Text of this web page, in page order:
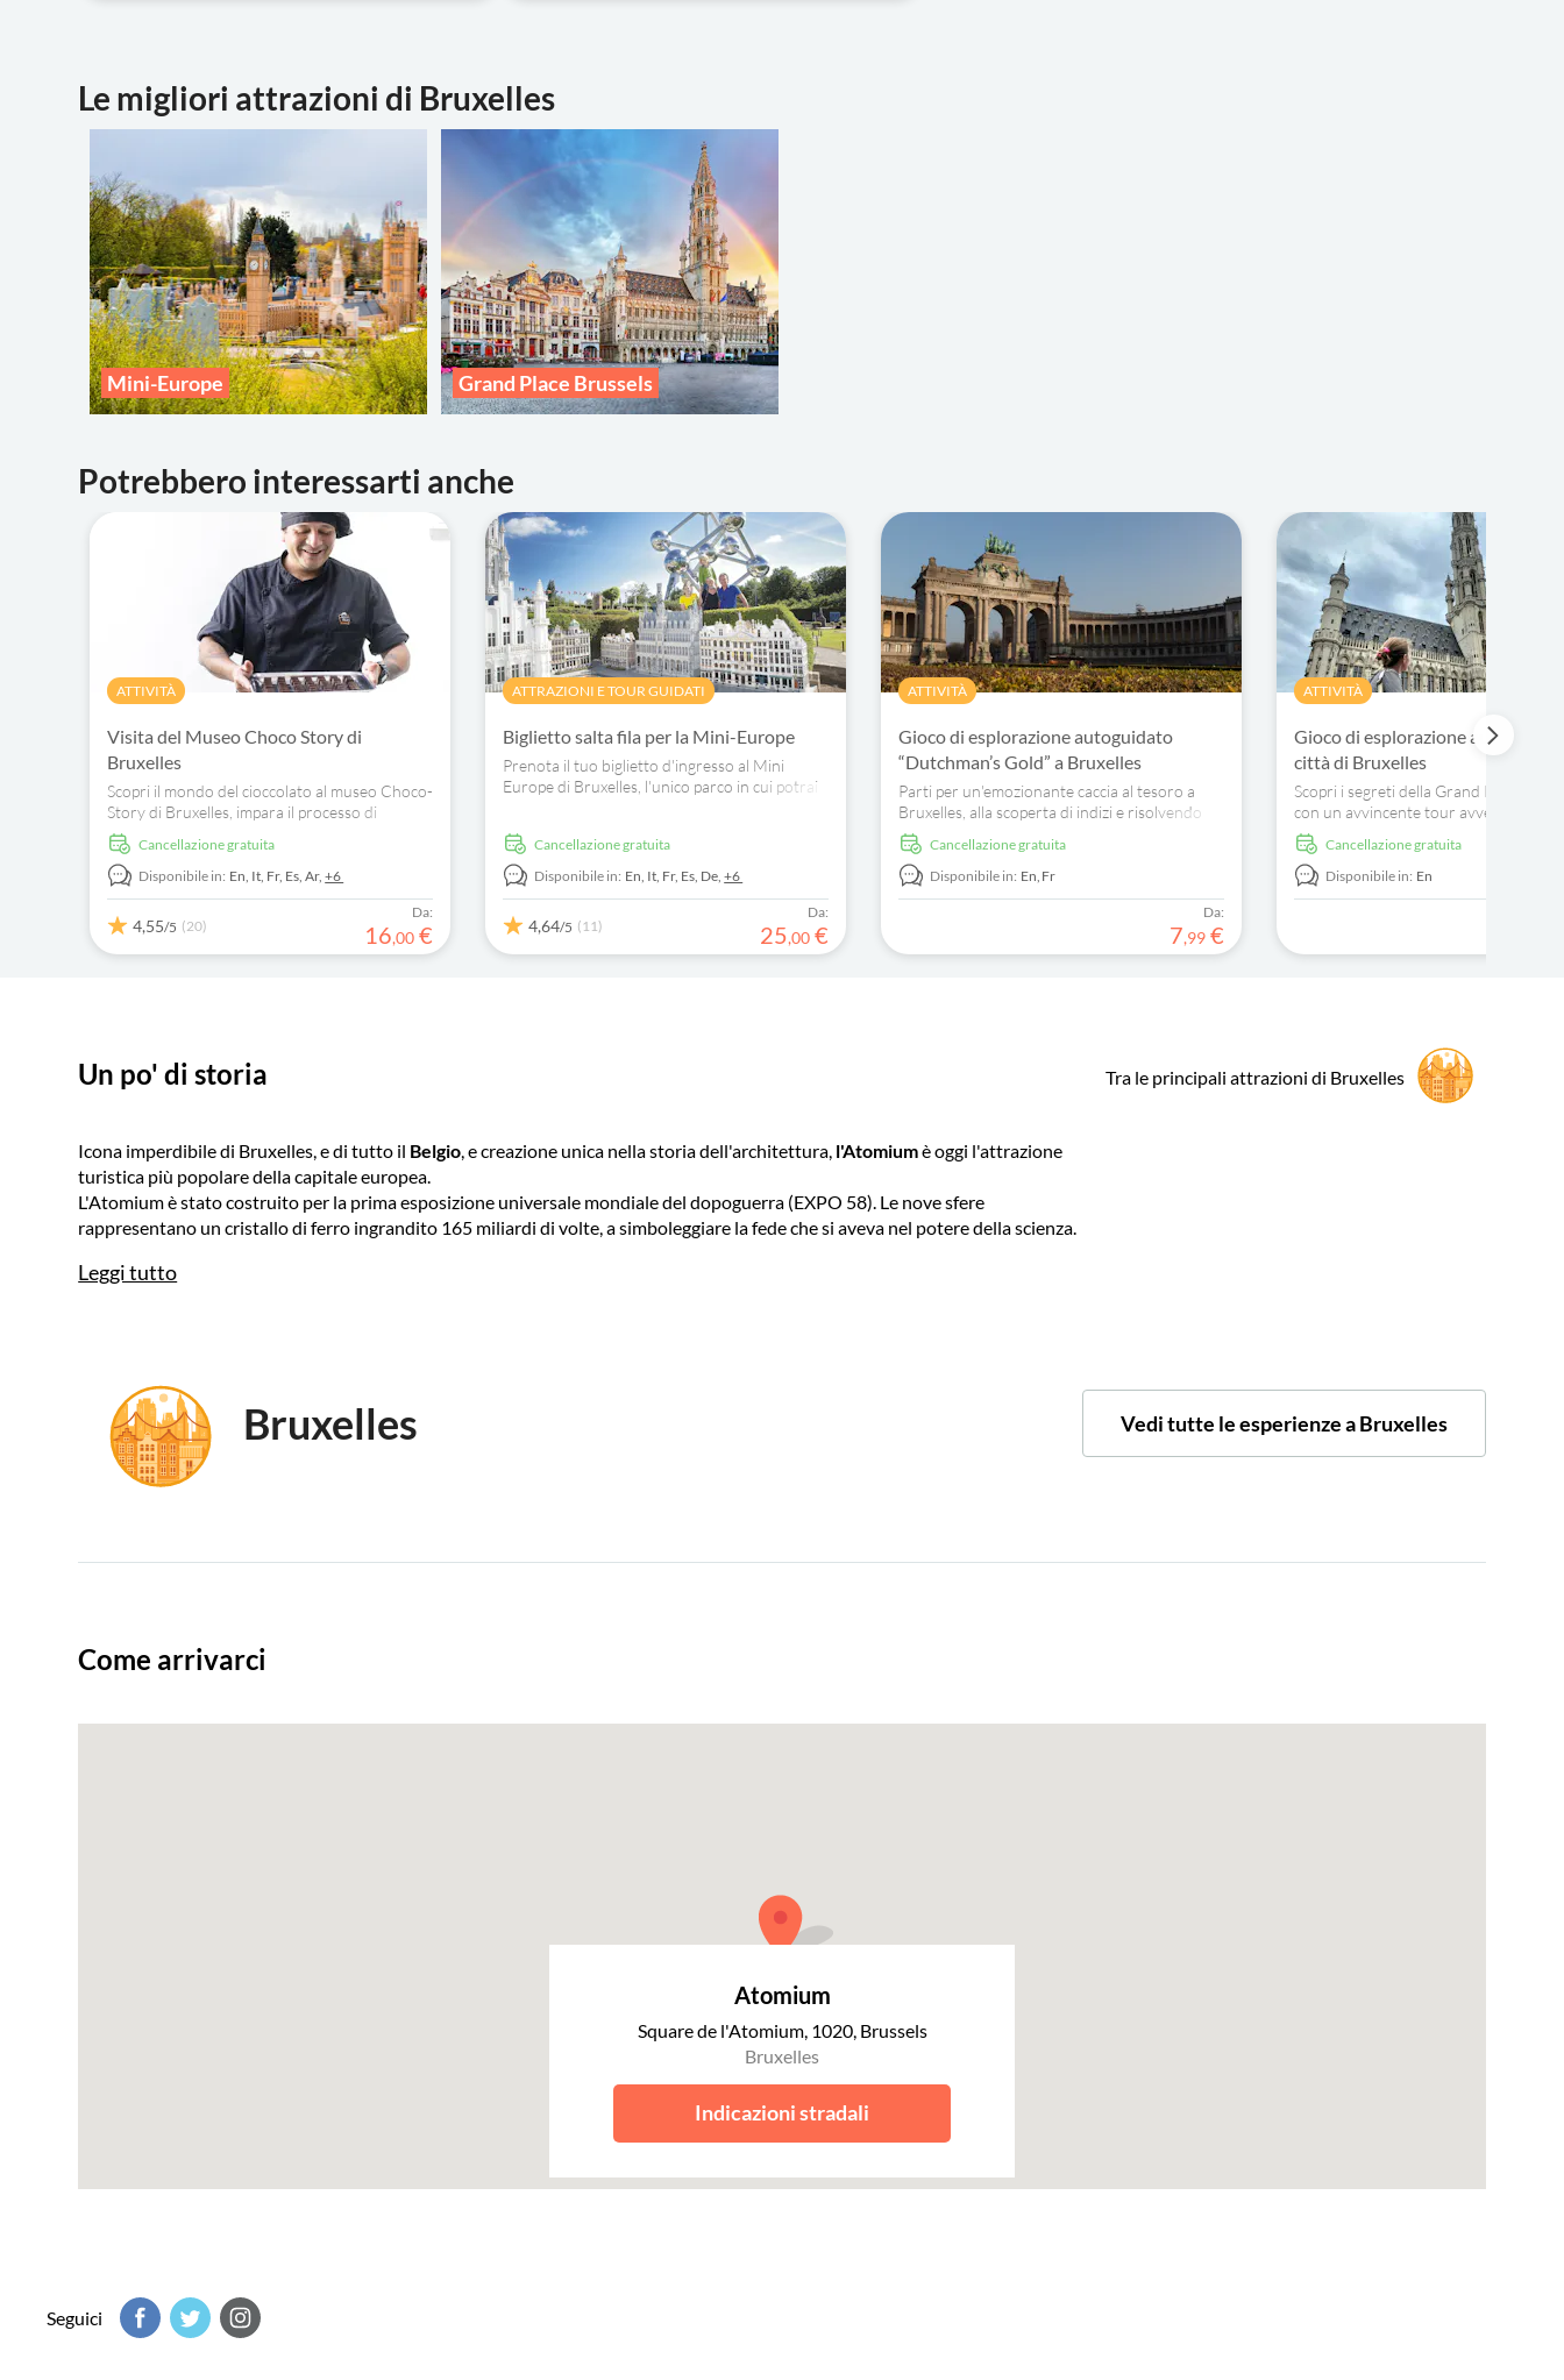
Le migliori attrazioni di Bruxelles
Mini-Europe Grand Place Brussels
Potrebbero interessarti anche
ATTIVITÀ
Visita del Museo Choco Story di
Bruxelles
Scopri il mondo del cioccolato al museo Choco-
Story di Bruxelles, impara il processo di
produzione artigianale del cioccolato e
assaggia i migliori cioccolatini in presenza di un
maestro cioccolatiere
Cancellazione gratuita
Disponibile in: En, It, Fr, Es,Ar,+6
4,55/5 (20)
Da:
16,00 €
ATTRAZIONI E TOUR GUIDATI
Biglietto salta fila per la Mini-Europe
Prenota il tuo biglietto d'ingresso al Mini
Europe di Bruxelles, l'unico parco in cui potrai
Cancellazione gratuita
Disponibile in: En, It, Fr, Es, De,+6
4,64/5 (11)
Da:
25,00 €
ATTIVITÀ
Gioco di esplorazione autoguidato
“Dutchman’s Gold” a Bruxelles
Parti per un'emozionante caccia al tesoro a
Bruxelles, alla scoperta di indizi e risolvendo
enigmi. Esplora i luoghi storici e assapora i
cioccolatini belgi.
Cancellazione gratuita
Disponibile in: En,Fr
Da:
7,99 €
ATTIVITÀ
Gioco di esplorazione autonoma
città di Bruxelles
Scopri i segreti della Grand Place di
con un avvincente tour avventuroso.
Immergiti nella storia, risolvi enigmi ed
tesori nascosti.
Cancellazione gratuita
Disponibile in: En
Un po' di storia
Icona imperdibile di Bruxelles, e di tutto il Belgio, e creazione unica nella storia dell'architettura, l'Atomiumè oggi l'attrazione
turistica più popolare della capitale europea.
L'Atomium è stato costruito per la prima esposizione universale mondiale del dopoguerra (EXPO 58). Le nove sfere
rappresentano un cristallo di ferro ingrandito 165 miliardi di volte, a simboleggiare la fede che si aveva nel potere della scienza.
Leggi tutto
Tra le principali attrazioni di Bruxelles
Bruxelles Vedi tutte le esperienze a Bruxelles
Come arrivarci
Atomium
Square de l'Atomium, 1020, Brussels
Bruxelles
Indicazioni stradali
Seguici